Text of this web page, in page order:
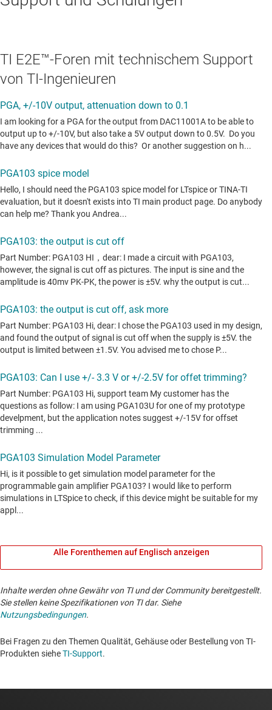
TI E2E™-Foren mit technischem Support
von TI-Ingenieuren
Alle Forenthemen auf Englisch anzeigen
Inhalte werden ohne Gewähr von TI und der Community bereitgestellt.
Sie stellen keine Spezifikationen von TI dar. Siehe
Nutzungsbedingungen.
Bei Fragen zu den Themen Qualität, Gehäuse oder Bestellung von TI-
Produkten sieheTI-Support. ​​​​​​​​​​​​​​